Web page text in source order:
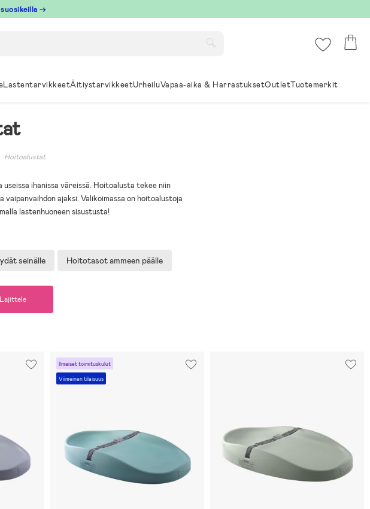
→
LastentarvikkeetÄitiystarvikkeetUrheiluVapaa-aika & HarrastuksetOutletTuotemerkit
Hoitoalustat
ihanissa väreissä. Hoitoalusta tekee niin
ajaksi. Valikoimassa on hoitoalustoja
lastenhuoneen sisustusta!
seinälle Hoitotasot ammeen päälle
Lajittele
Ilmaiset toimituskulut
Viimeinen tilaisuus